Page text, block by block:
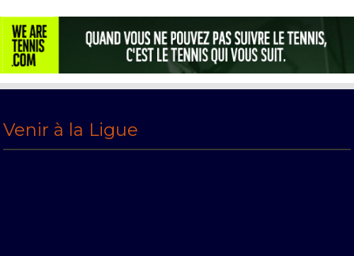
Venir à la Ligue